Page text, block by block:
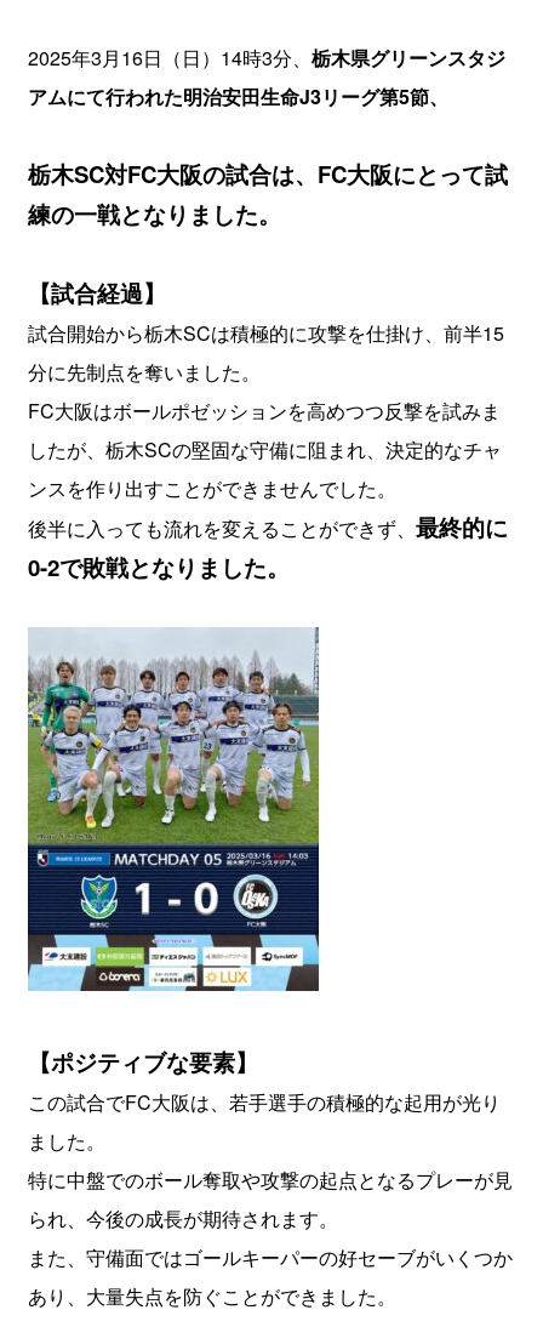
2025年3月16日（日）14時3分、栃木県グリーンスタジ
アムにて行われた明治安田生命J3リーグ第5節、
栃木SC対FC大阪の試合は、​FC大阪にとって試
練の一戦となりました。​
【試合経過】
試合開始から栃木SCは積極的に攻撃を仕掛け、前半15
分に先制点を奪いました。
​FC大阪はボールポゼッションを高めつつ反撃を試みま
したが、栃木SCの堅固な守備に阻まれ、決定的なチャ
ンスを作り出すことができませんでした。
​後半に入っても流れを変えることができず、最終的に
0-2で敗戦となりました。
【ポジティブな要素】
この試合でFC大阪は、若手選手の積極的な起用が光り
ました。
​特に中盤でのボール奪取や攻撃の起点となるプレーが見
られ、今後の成長が期待されます。
​また、守備面ではゴールキーパーの好セーブがいくつか
あり、大量失点を防ぐことができました。